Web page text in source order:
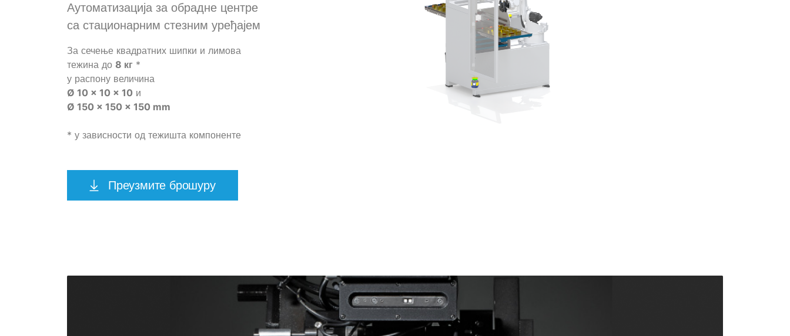
Аутоматизација за обрадне центре
са стационарним стезним уређајем
За сечење квадратних шипки и лимова
тежина до 8 кг *
у распону величина
Ø 10 x 10 x 10 и
Ø 150 x 150 x 150 mm
* у зависности од тежишта компоненте
Преузмите брошуру